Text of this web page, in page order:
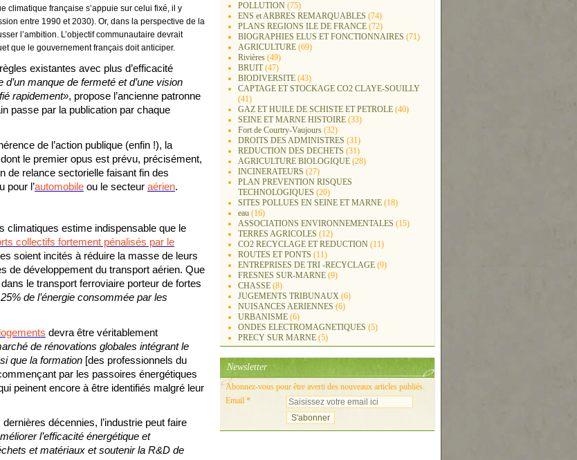
climatique française s’appuie sur celui fixé, il y
entre 1990 et 2030). Or, dans la perspective de la
l’ambition. L’objectif communautaire devrait
que le gouvernement français doit anticiper.
existantes avec plus d’efficacité
manque de fermeté et d’une vision
rapidement», propose l’ancienne patronne
passe par la publication par chaque
de l’action publique (enfin !), la
dont le premier opus est prévu, précisément,
de relance sectorielle faisant fin des
pour l’automobile ou le secteur aérien.
climatiques estime indispensable que le
collectifs fortement pénalisés par le
soient incités à réduire la masse de leurs
de développement du transport aérien. Que
le transport ferroviaire porteur de fortes
de l’énergie consommée par les
devra être véritablement
de rénovations globales intégrant le
que la formation [des professionnels du
par les passoires énergétiques
peinent encore à être identifiés malgré leur
décennies, l’industrie peut faire
l’efficacité énergétique et
et matériaux et soutenir la R&D de
POLLUTION (75)
ENS et ARBRES REMARQUABLES (74)
PLANS REGIONS ILE DE FRANCE (72)
BIOGRAPHIES ELUS ET FONCTIONNAIRES (71)
AGRICULTURE (69)
Rivières (49)
BRUIT(47)
BIODIVERSITE (43)
CAPTAGE ET STOCKAGE CO2 CLAYE-SOUILLY
(41)
GAZ ET HUILE DE SCHISTE ET PETROLE (40)
SEINE ET MARNE HISTOIRE (33)
Fort de Courtry-Vaujours (32)
DROITS DES ADMINISTRES (31)
REDUCTION DES DECHETS (31)
AGRICULTURE BIOLOGIQUE (28)
INCINERATEURS (27)
PLAN PREVENTION RISQUES
TECHNOLOGIQUES (20)
SITES POLLUES EN SEINE ET MARNE (18)
eau (16)
ASSOCIATIONS ENVIRONNEMENTALES (15)
TERRES AGRICOLES (12)
CO2 RECYCLAGE ET REDUCTION (11)
ROUTES ET PONTS (11)
ENTREPRISES DE TRI -RECYCLAGE (9)
FRESNES SUR-MARNE (9)
CHASSE (8)
JUGEMENTS TRIBUNAUX (6)
NUISANCES AERIENNES (6)
URBANISME (6)
ONDES ELECTROMAGNETIQUES (5)
PRECY SUR MARNE (5)
Newsletter
Abonnez-vous pour être averti des nouveaux articles publiés.
Email